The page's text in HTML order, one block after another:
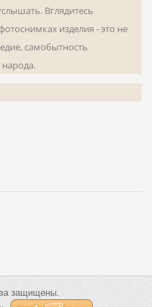
Вгляди­тесь
изделия - это не
самобытность
защищены.